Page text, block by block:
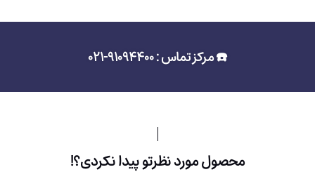
☎️ مرکز تماس : 91094400-021
محصول مورد نظرتو پیدا نکردی؟!